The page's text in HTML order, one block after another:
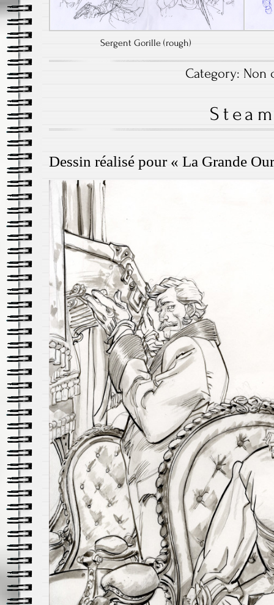
Sergent Gorille (rough)
Category: Non
Dessin réalisé pour « La Grande